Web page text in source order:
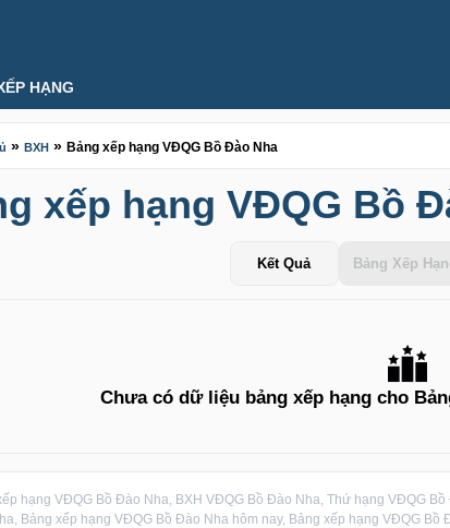
HẠNG
» BXH » Bảng xếp hạng VĐQG Bồ Đào Nha
xếp hạng VĐQG Bồ
Kết Quả Bảng Xếp
Chưa có dữ liệu bảng xếp hạng cho
hạng VĐQG Bồ Đào Nha, BXH VĐQG Bồ Đào Nha, Thứ hạng VĐQG
Bảng xếp hạng VĐQG Bồ Đào Nha hôm nay, Bảng xếp hạng VĐQG Bồ